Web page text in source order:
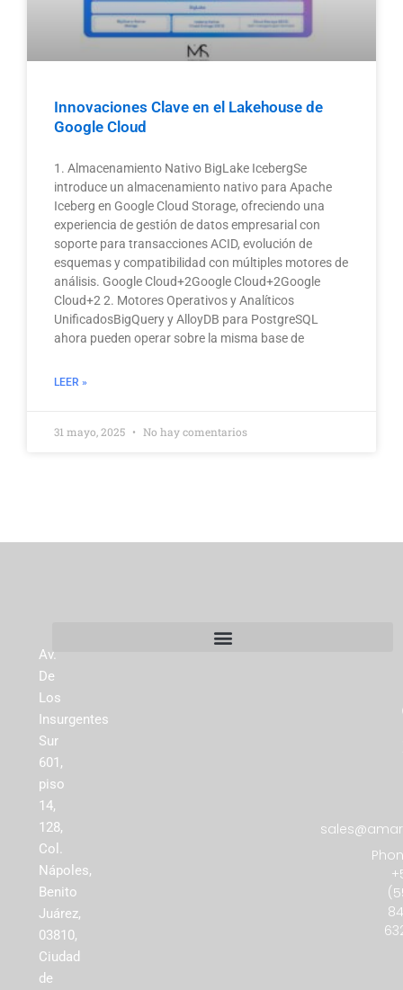
Innovaciones Clave en el Lakehouse de
Google Cloud
1. Almacenamiento Nativo BigLake IcebergSe
introduce un almacenamiento nativo para Apache
Iceberg en Google Cloud Storage, ofreciendo una
experiencia de gestión de datos empresarial con
soporte para transacciones ACID, evolución de
esquemas y compatibilidad con múltiples motores de
análisis. Google Cloud+2Google Cloud+2Google
Cloud+2 2. Motores Operativos y Analíticos
UnificadosBigQuery y AlloyDB para PostgreSQL
ahora pueden operar sobre la misma base de
LEER »
31 mayo, 2025 No hay comentarios
Av.
De
Los
Insurgentes
Sur
601,
piso
14,
128,
Col.
Nápoles,
Benito
Juárez,
03810,
Ciudad
de